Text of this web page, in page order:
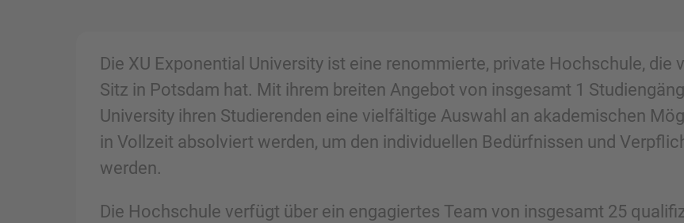
Die XU Exponential University ist eine renommierte, private Hochschule, die
Sitz in Potsdam hat. Mit ihrem breiten Angebot von insgesamt 1
University ihren Studierenden eine vielfältige Auswahl an akademischen
in Vollzeit absolviert werden, um den individuellen Bedürfnissen und
werden.
Die Hochschule verfügt über ein engagiertes Team von insgesamt 25